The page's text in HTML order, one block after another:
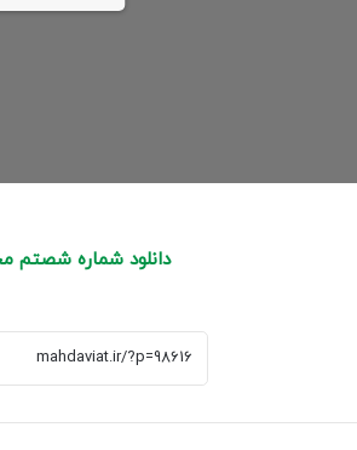
دانلود شماره شصتم